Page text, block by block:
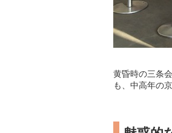
黄昏時の三条
も、中高年の